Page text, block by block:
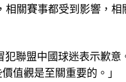
關賽事都受到影響，
聯盟中國球迷表示歉
值觀是至關重要的。」